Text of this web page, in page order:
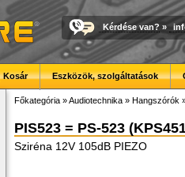
Kérdése van? »
Kosár Eszközök, szolgáltatások
Főkategória »Audiotechnika » Hangszórók
PIS523 = PS-523
Sziréna 12V 105dB PIEZO